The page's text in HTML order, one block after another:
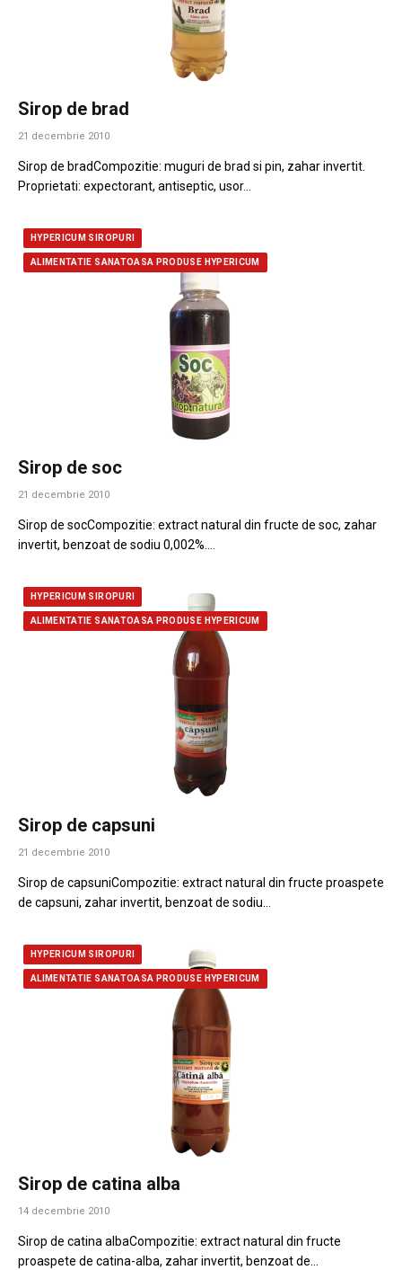
Sirop de brad
21 decembrie 2010
Sirop de bradCompozitie: muguri de brad si pin, zahar invertit.
Proprietati: expectorant, antiseptic, usor…
HYPERICUM SIROPURI
ALIMENTATIE SANATOASA PRODUSE HYPERICUM
Sirop de soc
21 decembrie 2010
Sirop de socCompozitie: extract natural din fructe de soc, zahar
invertit, benzoat de sodiu 0,002%.…
HYPERICUM SIROPURI
ALIMENTATIE SANATOASA PRODUSE HYPERICUM
Sirop de capsuni
21 decembrie 2010
Sirop de capsuniCompozitie: extract natural din fructe proaspete
de capsuni, zahar invertit, benzoat de sodiu…
HYPERICUM SIROPURI
ALIMENTATIE SANATOASA PRODUSE HYPERICUM
Sirop de catina alba
14 decembrie 2010
Sirop de catina albaCompozitie: extract natural din fructe
proaspete de catina-alba, zahar invertit, benzoat de…